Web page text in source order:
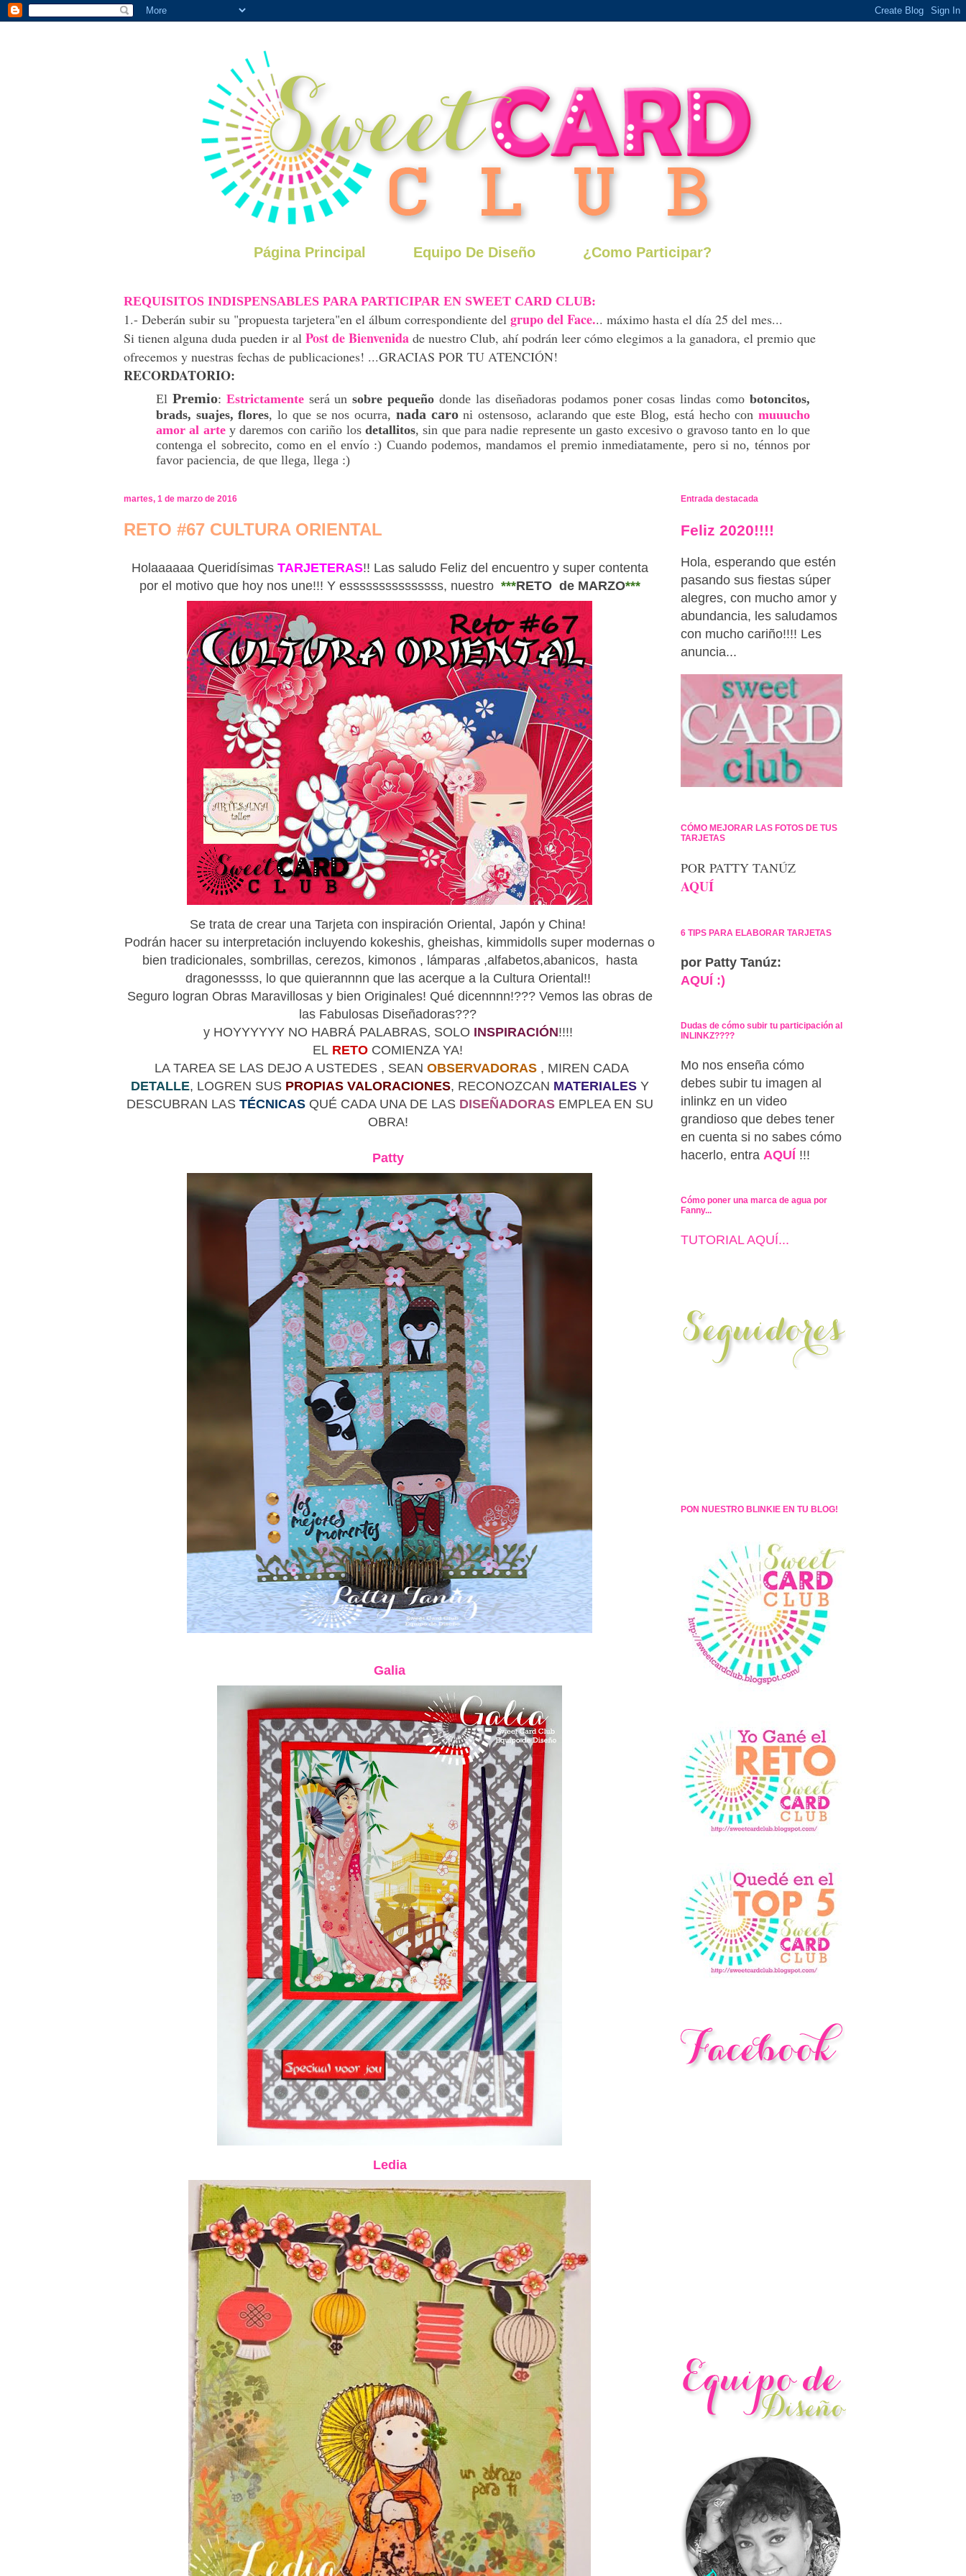
Página Principal Equipo De Diseño ¿Como Participar?
REQUISITOS INDISPENSABLES PARA PARTICIPAR EN SWEET CARD CLUB:
1.- Deberán subir su "propuesta tarjetera"en el álbum correspondiente del grupo del Face... máximo hasta el día 25 del mes...
Si tienen alguna duda pueden ir al Post de Bienvenida de nuestro Club, ahí podrán leer cómo elegimos a la ganadora, el premio que
ofrecemos y nuestras fechas de publicaciones! ...GRACIAS POR TU ATENCIÓN!
RECORDATORIO:
El Premio: Estrictamente será unsobre pequeño donde las diseñadoras podamos poner cosas lindas comobotoncitos,
brads, suajes, flores, lo que se nos ocurra, nada caroni ostensoso, aclarando que este Blog, está hecho conmuuucho
amor al artey daremos con cariño los detallitos, sin que para nadie represente un gasto excesivo o gravoso tanto en lo que
contenga el sobrecito, como en el envío :) Cuando podemos, mandamos el premio inmediatamente, pero si no, ténnos por
favor paciencia, de que llega, llega :)
martes, 1 de marzo de 2016
RETO #67 CULTURA ORIENTAL
Holaaaaaa Queridísimas TARJETERAS!! Las saludo Feliz del encuentro y super contenta
por el motivo que hoy nos une!!! Y esssssssssssssss, nuestro ***RETO de MARZO***
Se trata de crear una Tarjeta con inspiración Oriental, Japón y China!
Podrán hacer su interpretación incluyendo kokeshis, gheishas, kimmidolls super modernas o
bien tradicionales, sombrillas, cerezos, kimonos , lámparas ,alfabetos,abanicos, hasta
dragonessss, lo que quierannnn que las acerque a la Cultura Oriental!!
Seguro logran Obras Maravillosas y bien Originales! Qué dicennnn!??? Vemos las obras de
las Fabulosas Diseñadoras???
y HOYYYYYY NO HABRÁ PALABRAS, SOLO INSPIRACIÓN!!!!
EL RETO COMIENZA YA!
LA TAREA SE LAS DEJO A USTEDES , SEAN OBSERVADORAS, MIREN CADA
DETALLE, LOGREN SUS PROPIAS VALORACIONES, RECONOZCAN MATERIALESY
DESCUBRAN LAS TÉCNICASQUÉ CADA UNA DE LAS DISEÑADORASEMPLEA EN SU
OBRA!
Patty
Galia
Ledia
Entrada destacada
Feliz 2020!!!!
Hola, esperando que estén
pasando sus fiestas súper
alegres, con mucho amor y
abundancia, les saludamos
con mucho cariño!!!! Les
anuncia...
CÓMO MEJORAR LAS FOTOS DE TUS
TARJETAS
POR PATTY TANÚZ
AQUÍ
6 TIPS PARA ELABORAR TARJETAS
por Patty Tanúz:
AQUÍ :)
Dudas de cómo subir tu participación al
INLINKZ????
Mo nos enseña cómo
debes subir tu imagen al
inlinkz en un video
grandioso que debes tener
en cuenta si no sabes cómo
hacerlo, entra AQUÍ !!!
Cómo poner una marca de agua por
Fanny...
TUTORIAL AQUÍ...
PON NUESTRO BLINKIE EN TU BLOG!